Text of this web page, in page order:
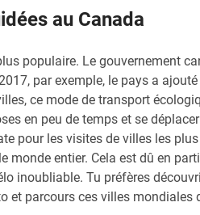
au Canada
populaire. Le gouvernement
par exemple, le pays a
ce mode de transport
en peu de temps et se
pour les visites de villes les
monde entier. Cela est dû en
inoubliable. Tu préfères
et parcours ces villes mondiales